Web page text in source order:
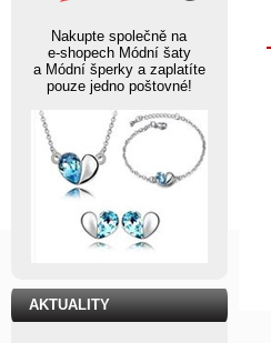
Nakupte společně na
e-shopech Módní šaty
a Módní šperky a zaplatíte
pouze jedno poštovné!
AKTUALITY